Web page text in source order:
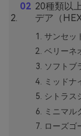
20種類以
デア（
サンセッ
ベリーネ
ソフトブ
ミッドナ
シトラス
ミニマル
ローズゴ